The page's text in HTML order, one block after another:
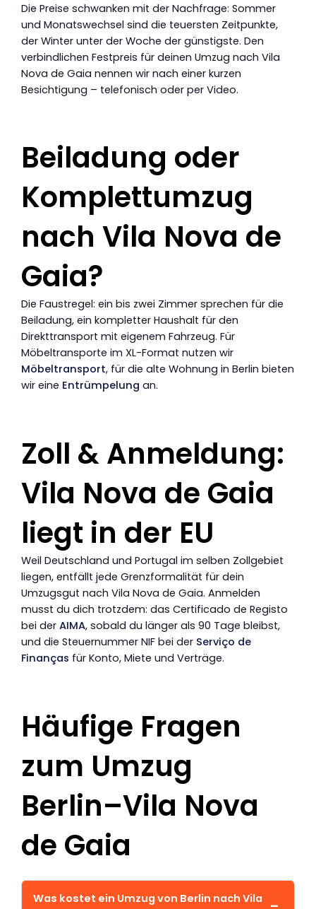
Die Preise schwanken mit der Nachfrage: Sommer
und Monatswechsel sind die teuersten Zeitpunkte,
der Winter unter der Woche der günstigste. Den
verbindlichen Festpreis für deinen Umzug nach Vila
Nova de Gaia nennen wir nach einer kurzen
Besichtigung – telefonisch oder per Video.
Beiladung oder
Komplettumzug
nach Vila Nova de
Gaia?
Die Faustregel: ein bis zwei Zimmer sprechen für die
Beiladung, ein kompletter Haushalt für den
Direkttransport mit eigenem Fahrzeug. Für
Möbeltransporte im XL-Format nutzen wir
Möbeltransport, für die alte Wohnung in Berlin bieten
wir eine Entrümpelung an.
Zoll & Anmeldung:
Vila Nova de Gaia
liegt in der EU
Weil Deutschland und Portugal im selben Zollgebiet
liegen, entfällt jede Grenzformalität für dein
Umzugsgut nach Vila Nova de Gaia. Anmelden
musst du dich trotzdem: das Certificado de Registo
bei der AIMA, sobald du länger als 90 Tage bleibst,
und die Steuernummer NIF bei der Serviço de
Finanças für Konto, Miete und Verträge.
Häufige Fragen
zum Umzug
Berlin–Vila Nova
de Gaia
Was kostet ein Umzug von Berlin nach Vila